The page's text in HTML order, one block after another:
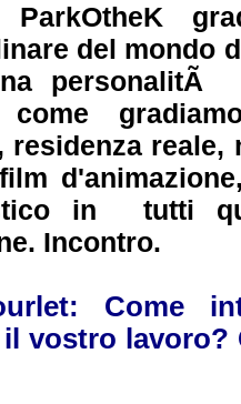
ParkOtheK
del mondo
come
residenza
in tutti
Incontro.
Come
vostro lavoro?